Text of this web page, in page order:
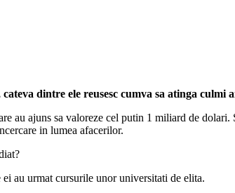
dintre ele reusesc cumva sa atinga culmi
au ajuns sa valoreze cel putin 1 miliard de
in lumea afacerilor.
au urmat cursurile unor universitati de elita.